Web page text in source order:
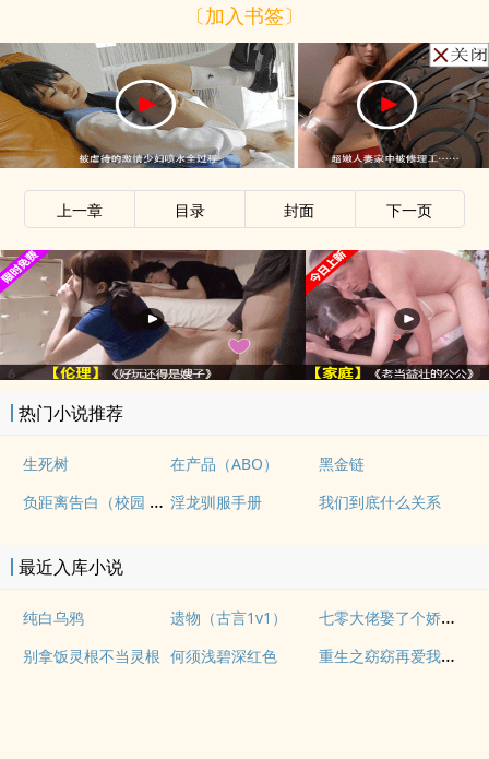
〔加入书签〕
上一章 目录 封面 下一页
热门小说推荐
生死树 在产品（ABO） 黑金链
负距离告白（校园 h） 淫龙驯服手册 我们到底什么关系
最近入库小说
纯白乌鸦 遗物（古言1v1） 七零大佬娶了个娇艳女明星
别拿饭灵根不当灵根 何须浅碧深红色 重生之窈窈再爱我一次